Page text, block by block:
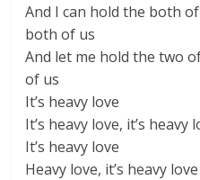
And I can hold the both
both of us
And let me hold the two
of us
It’s heavy love
It’s heavy love, it’s heavy
It’s heavy love
Heavy love, it’s heavy love